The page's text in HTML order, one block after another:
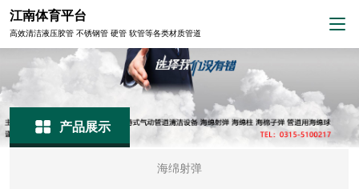
江南体育平台
高效清洁液压胶管 不锈钢管 硬管 软管等各类材质管道
产品展示
海绵射弹